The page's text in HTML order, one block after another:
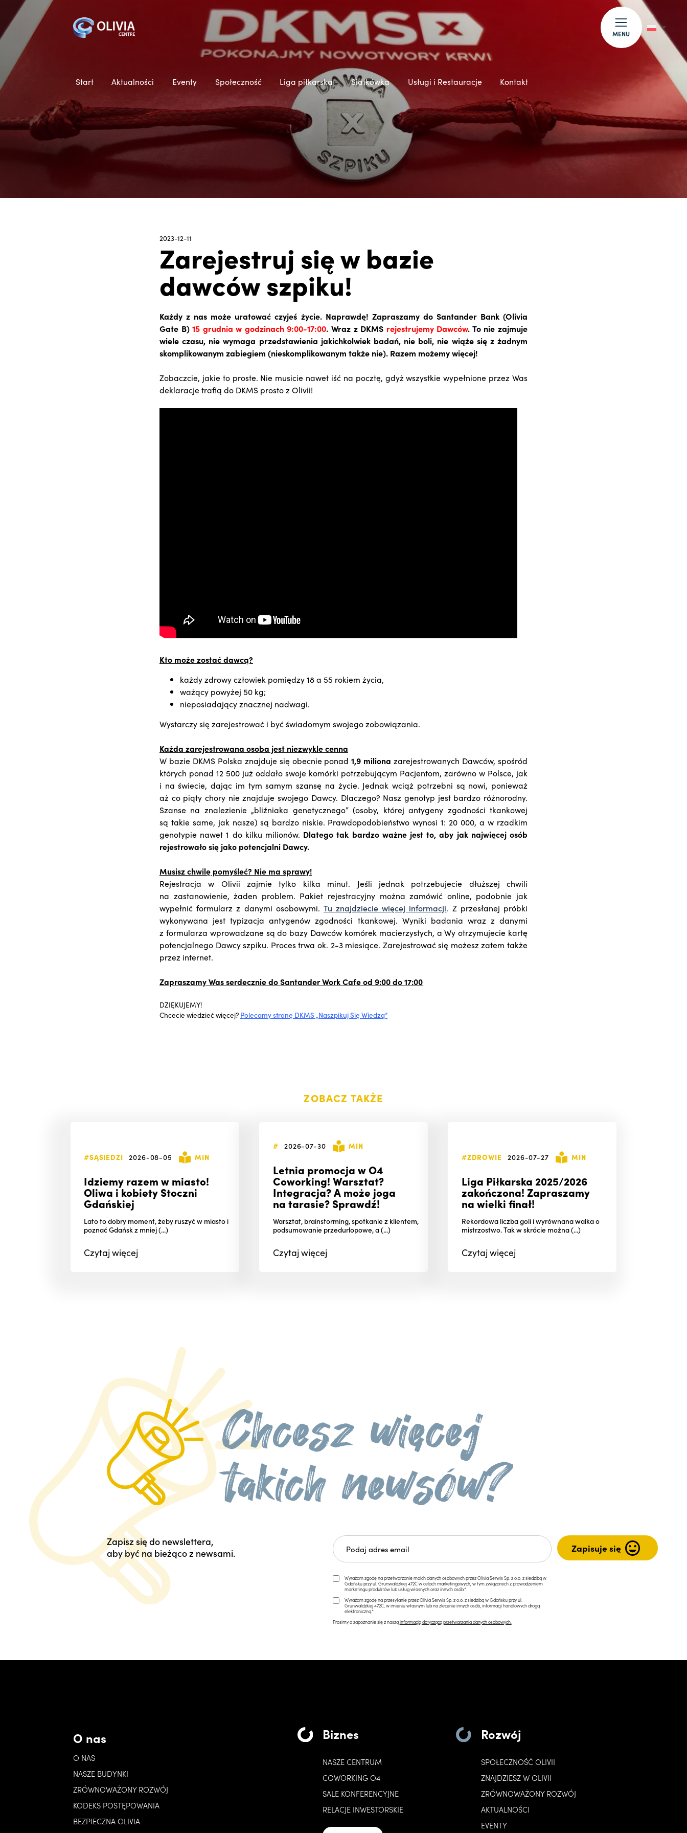
MENU
Start Aktualności Eventy Społeczność Liga piłkarska Siatkówka Usługi i Restauracje Kontakt
2023-12-11
Zarejestruj się w bazie
dawców szpiku!
Każdy z nas może uratować czyjeś życie. Naprawdę! Zapraszamy do Santander Bank (Olivia
Gate B)15 grudnia w godzinach 9:00-17:00. Wraz z DKMS rejestrujemy Dawców. To nie zajmuje
wiele czasu, nie wymaga przedstawienia jakichkolwiek badań, nie boli, nie wiąże się z żadnym
skomplikowanym zabiegiem (nieskomplikowanym także nie). Razem możemy więcej!
Zobaczcie, jakie to proste. Nie musicie nawet iść na pocztę, gdyż wszystkie wypełnione przez Was
deklaracje trafią do DKMS prosto z Olivii!
Kto może zostać dawcą?
każdy zdrowy człowiek pomiędzy 18 a 55 rokiem życia,
ważący powyżej 50 kg;
nieposiadający znacznej nadwagi.
Wystarczy się zarejestrować i być świadomym swojego zobowiązania.
Każda zarejestrowana osoba jest niezwykle cenna
W bazie DKMS Polska znajduje się obecnie ponad1,9 miliona zarejestrowanych Dawców, spośród
których ponad 12 500 już oddało swoje komórki potrzebującym Pacjentom, zarówno w Polsce, jak
i na świecie, dając im tym samym szansę na życie. Jednak wciąż potrzebni są nowi, ponieważ
aż co piąty chory nie znajduje swojego Dawcy. Dlaczego? Nasz genotyp jest bardzo różnorodny.
Szanse na znalezienie „bliźniaka genetycznego” (osoby, której antygeny zgodności tkankowej
są takie same, jak nasze) są bardzo niskie. Prawdopodobieństwo wynosi 1: 20 000, a w rzadkim
genotypie nawet 1 do kilku milionów. Dlatego tak bardzo ważne jest to, aby jak najwięcej osób
rejestrowało się jako potencjalni Dawcy.
Musisz chwilę pomyśleć? Nie ma sprawy!
Rejestracja w Olivii zajmie tylko kilka minut. Jeśli jednak potrzebujecie dłuższej chwili
na zastanowienie, żaden problem. Pakiet rejestracyjny można zamówić online, podobnie jak
wypełnić formularz z danymi osobowymi. Tu znajdziecie więcej informacji. Z przesłanej próbki
wykonywana jest typizacja antygenów zgodności tkankowej. Wyniki badania wraz z danymi
z formularza wprowadzane są do bazy Dawców komórek macierzystych, a Wy otrzymujecie kartę
potencjalnego Dawcy szpiku. Proces trwa ok. 2-3 miesiące. Zarejestrować się możesz zatem także
przez internet.
Zapraszamy Was serdecznie do Santander Work Cafe od 9:00 do 17:00
DZIĘKUJEMY!
Chcecie wiedzieć więcej? Polecamy stronę DKMS „Naszpikuj Się Wiedzą”
ZOBACZ TAKŻE
#SĄSIEDZI 2026-08-05 MIN
Idziemy razem w miasto!
Oliwa i kobiety Stoczni
Gdańskiej
Lato to dobry moment, żeby ruszyć w miasto i
poznać Gdańsk z mniej (...)
Czytajwięcej
# 2026-07-30 MIN
Letnia promocja w O4
Coworking! Warsztat?
Integracja? A może joga
na tarasie? Sprawdź!
Warsztat, brainstorming, spotkanie z klientem,
podsumowanie przedurlopowe, a (...)
Czytajwięcej
#ZDROWIE 2026-07-27 MIN
Liga Piłkarska 2025/2026
zakończona! Zapraszamy
na wielki finał!
Rekordowa liczba goli i wyrównana walka o
mistrzostwo. Tak w skrócie można (...)
Czytajwięcej
Zapisz się do newslettera,
aby być na bieżąco z newsami.
Wyrażam zgodę na przetwarzanie moich danych osobowych przez Olivia Serwis Sp. z o.o. z siedzibą w
Gdańsku przy ul. Grunwaldzkiej 472C w celach marketingowych, w tym związanych z prowadzeniem
marketingu produktów lub usług własnych oraz innych osób.*
Wyrażam zgodę na przesyłanie przez Olivia Serwis Sp. z o.o. z siedzibą w Gdańsku przy ul.
Grunwaldzkiej 472C, w imieniu własnym lub na zlecenie innych osób, informacji handlowych drogą
elektroniczną.*
Prosimy o zapoznanie się z nasząinformacją dotyczącą przetwarzania danych osobowych.
O nas
O NAS
NASZE BUDYNKI
ZRÓWNOWAŻONY ROZWÓJ
KODEKS POSTĘPOWANIA
BEZPIECZNA OLIVIA
Biznes
NASZE CENTRUM
COWORKING O4
SALE KONFERENCYJNE
RELACJE INWESTORSKIE
Rozwój
SPOŁECZNOŚĆ OLIVII
ZNAJDZIESZ W OLIVII
ZRÓWNOWAŻONY ROZWÓJ
AKTUALNOŚCI
EVENTY